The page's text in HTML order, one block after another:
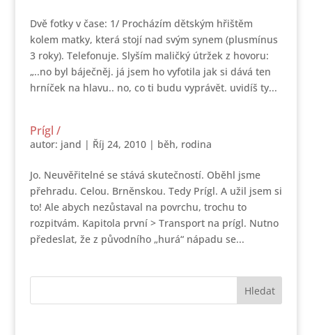
Dvě fotky v čase: 1/ Procházím dětským hřištěm
kolem matky, která stojí nad svým synem (plusmínus
3 roky). Telefonuje. Slyším maličký útržek z hovoru:
„..no byl báječněj. já jsem ho vyfotila jak si dává ten
hrníček na hlavu.. no, co ti budu vyprávět. uvidíš ty...
Prígl /
autor: jand | Říj 24, 2010| běh, rodina
Jo. Neuvěřitelné se stává skutečností. Oběhl jsme
přehradu. Celou. Brněnskou. Tedy Prígl. A užil jsem si
to! Ale abych nezůstaval na povrchu, trochu to
rozpitvám. Kapitola první > Transport na prígl. Nutno
předeslat, že z původního „hurá“ nápadu se...